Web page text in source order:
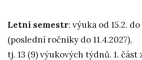
Letní semestr: výuka od 15.2. do
(poslední ročníky do 11.4.2027),
tj. 13 (9) výukových týdnů. 1.